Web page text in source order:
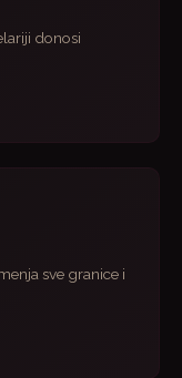
donosi
sve granice i